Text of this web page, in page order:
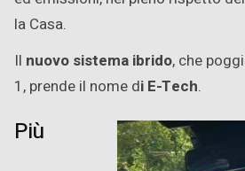
la Casa.
Il nuovo sistema ibrido, che
1, prende il nome di E-Tech.
Più